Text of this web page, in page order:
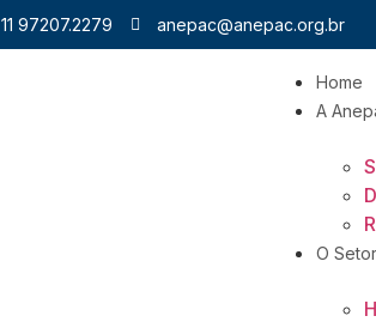
11 97207.2279 anepac@anepac.org.br
Home
A
O Setor